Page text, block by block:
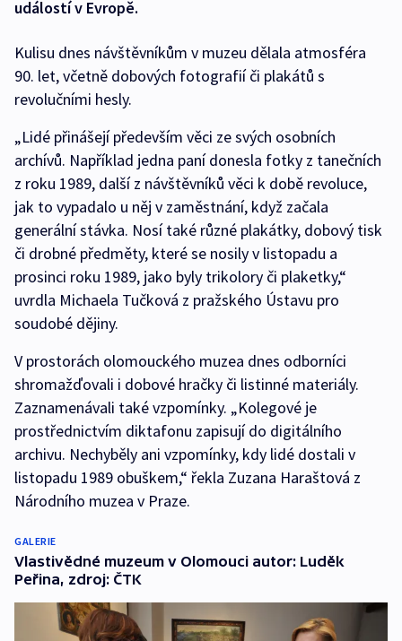
událostí v Evropě.
Kulisu dnes návštěvníkům v muzeu dělala atmosféra
90. let, včetně dobových fotografií či plakátů s
revolučními hesly.
„Lidé přinášejí především věci ze svých osobních
archívů. Například jedna paní donesla fotky z tanečních
z roku 1989, další z návštěvníků věci k době revoluce,
jak to vypadalo u něj v zaměstnání, když začala
generální stávka. Nosí také různé plakátky, dobový tisk
či drobné předměty, které se nosily v listopadu a
prosinci roku 1989, jako byly trikolory či plaketky,“
uvrdla Michaela Tučková z pražského Ústavu pro
soudobé dějiny.
V prostorách olomouckého muzea dnes odborníci
shromažďovali i dobové hračky či listinné materiály.
Zaznamenávali také vzpomínky. „Kolegové je
prostřednictvím diktafonu zapisují do digitálního
archivu. Nechyběly ani vzpomínky, kdy lidé dostali v
listopadu 1989 obuškem,“ řekla Zuzana Haraštová z
Národního muzea v Praze.
GALERIE
Vlastivědné muzeum v Olomouci autor: Luděk
Peřina, zdroj: ČTK